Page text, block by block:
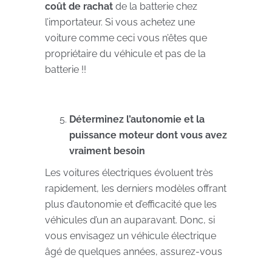
coût de rachat de la batterie chez
l’importateur. Si vous achetez une
voiture comme ceci vous n’êtes que
propriétaire du véhicule et pas de la
batterie !!
Déterminez l’autonomie et la
puissance moteur dont vous avez
vraiment besoin
Les voitures électriques évoluent très
rapidement, les derniers modèles offrant
plus d’autonomie et d’efficacité que les
véhicules d’un an auparavant. Donc, si
vous envisagez un véhicule électrique
âgé de quelques années, assurez-vous